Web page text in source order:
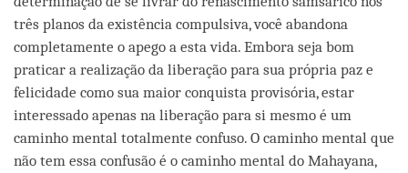
três planos da existência compulsiva, você abandona
completamente o apego a esta vida. Embora seja bom
praticar a realização da liberação para sua própria paz e
felicidade como sua maior conquista provisória, estar
interessado apenas na liberação para si mesmo é um
caminho mental totalmente confuso. O caminho mental que
não tem essa confusão é o caminho mental do Mahayana,